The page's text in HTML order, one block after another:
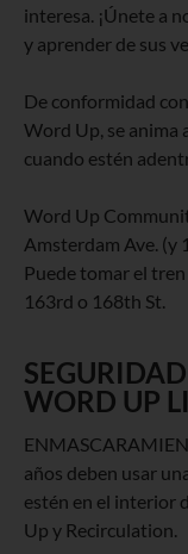
interesa. ¡Únete a
y aprender de sus
De conformidad
Word Up, se anima
cuando estén
Word Up
Amsterdam Ave. (y
Puede tomar el
163rd o 168th St.
WORD UP
años deben usar
estén en el interior
Up y Recirculation.